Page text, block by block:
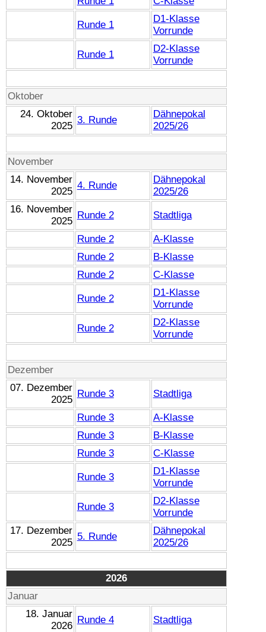
Runde 1
D1-Klasse
Vorrunde
Runde 1
D2-Klasse
Vorrunde
Oktober
24. Oktober
2025
3. Runde
Dähnepokal
2025/26
November
14. November
2025
4. Runde
Dähnepokal
2025/26
16. November
2025
Runde 2 Stadtliga
Runde 2
A-Klasse
Runde 2
B-Klasse
Runde 2
C-Klasse
Runde 2
D1-Klasse
Vorrunde
Runde 2
D2-Klasse
Vorrunde
Dezember
07. Dezember
2025
Runde 3 Stadtliga
Runde 3
A-Klasse
Runde 3
B-Klasse
Runde 3
C-Klasse
Runde 3
D1-Klasse
Vorrunde
Runde 3
D2-Klasse
Vorrunde
17. Dezember
2025
5. Runde
Dähnepokal
2025/26
2026
Januar
18. Januar
2026
Runde 4 Stadtliga